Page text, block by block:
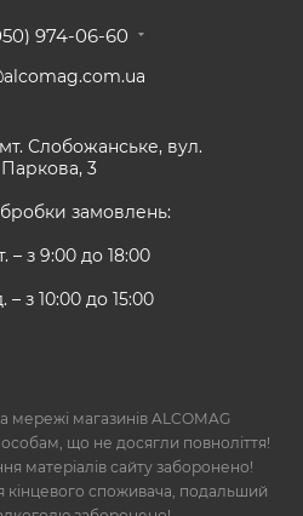
974-06-60
Слобожанське, вул.
Паркова, 3
замовлень:
– з 9:00 до 18:00
– з 10:00 до 15:00
мережі магазинів ALCOMAG
що не досягли повноліття!
матеріалів сайту заборонено!
кінцевого споживача, подальший